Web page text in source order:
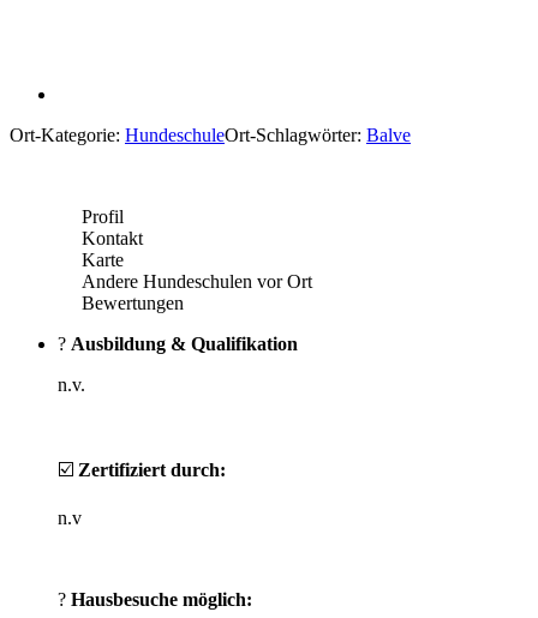
Ort-Kategorie: HundeschuleOrt-Schlagwörter: Balve
Profil
Kontakt
Karte
Andere Hundeschulen vor Ort
Bewertungen
? Ausbildung & Qualifikation
n.v.
☑️ Zertifiziert durch:
n.v
? Hausbesuche möglich: